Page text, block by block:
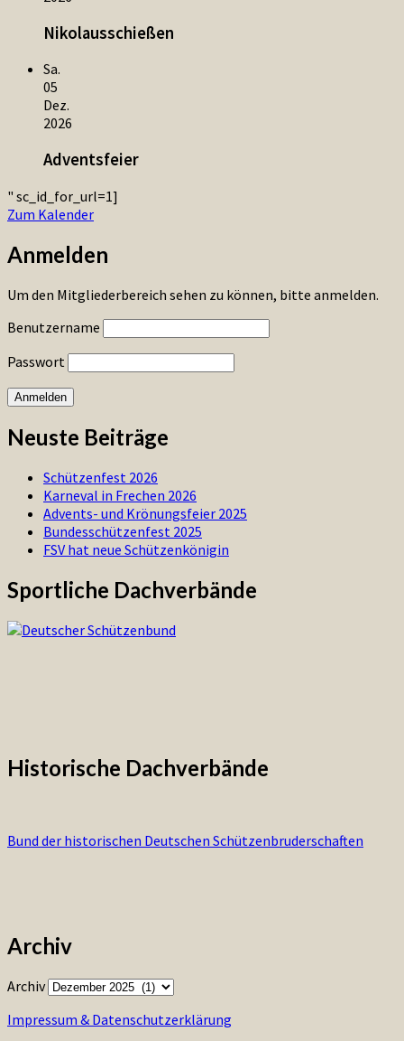
Nikolausschießen
Sa.
05
Dez.
2026
Adventsfeier
" sc_id_for_url=1]
Zum Kalender
Anmelden
Um den Mitgliederbereich sehen zu können, bitte anmelden.
Benutzername
Passwort
Neuste Beiträge
Schützenfest 2026
Karneval in Frechen 2026
Advents- und Krönungsfeier 2025
Bundesschützenfest 2025
FSV hat neue Schützenkönigin
Sportliche Dachverbände
Historische Dachverbände
Bund der historischen Deutschen Schützenbruderschaften
Archiv
Archiv
Impressum & Datenschutzerklärung